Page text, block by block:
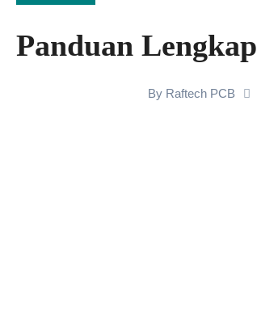
Panduan
By Raftech PCB